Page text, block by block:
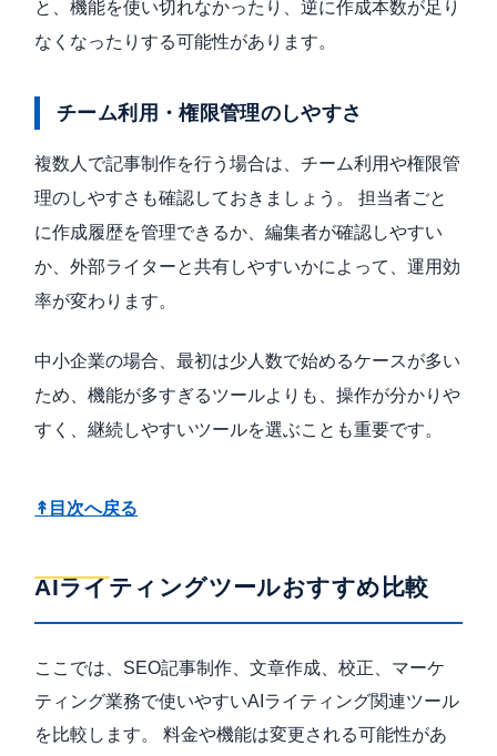
と、機能を使い切れなかったり、逆に作成本数が足り
なくなったりする可能性があります。
チーム利用・権限管理のしやすさ
複数人で記事制作を行う場合は、チーム利用や権限管
理のしやすさも確認しておきましょう。 担当者ごと
に作成履歴を管理できるか、編集者が確認しやすい
か、外部ライターと共有しやすいかによって、運用効
率が変わります。
中小企業の場合、最初は少人数で始めるケースが多い
ため、機能が多すぎるツールよりも、操作が分かりや
すく、継続しやすいツールを選ぶことも重要です。
↟ 目次へ戻る
AIライティングツールおすすめ比較
ここでは、SEO記事制作、文章作成、校正、マーケ
ティング業務で使いやすいAIライティング関連ツール
を比較します。 料金や機能は変更される可能性があ